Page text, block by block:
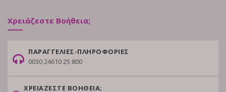
Χρειάζεστε Βοήθεια;
ΠΑΡΑΓΓΕΛΙΕΣ-ΠΛΗΡΟΦΟΡΙΕΣ
0030 24610 25 800
ΧΡΕΙΑΖΕΣΤΕ ΒΟΗΘΕΙΑ;